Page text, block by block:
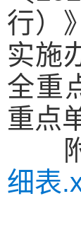
行）
实施
全重
重点
附
细表